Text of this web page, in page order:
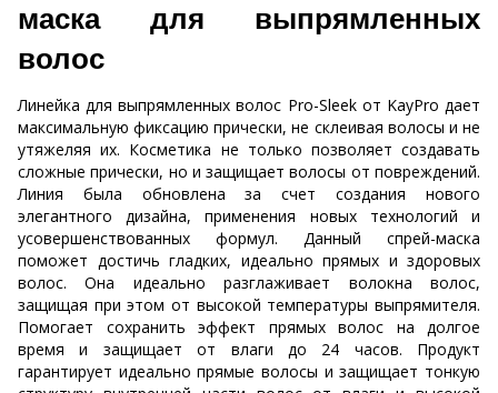
маска для выпрямленных
волос
Линейка для выпрямленных волос Pro-Sleek от KayPro дает
максимальную фиксацию прически, не склеивая волосы и не
утяжеляя их. Косметика не только позволяет создавать
сложные прически, но и защищает волосы от повреждений.
Линия была обновлена за счет создания нового
элегантного дизайна, применения новых технологий и
усовершенствованных формул. Данный спрей-маска
поможет достичь гладких, идеально прямых и здоровых
волос. Она идеально разглаживает волокна волос,
защищая при этом от высокой температуры выпрямителя.
Помогает сохранить эффект прямых волос на долгое
время и защищает от влаги до 24 часов. Продукт
гарантирует идеально прямые волосы и защищает тонкую